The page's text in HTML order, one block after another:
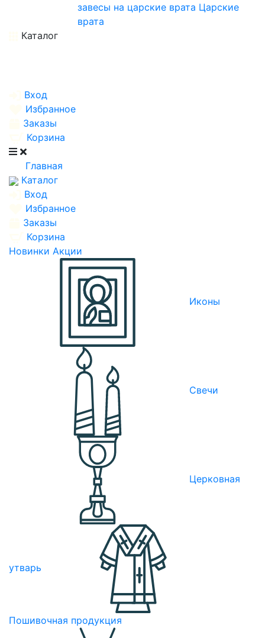
завесы на царские врата Царские
врата
Каталог
Вход
Избранное
Заказы
Корзина
Главная
Каталог
Вход
Избранное
Заказы
Корзина
Новинки Акции
Иконы
Свечи
Церковная
утварь
Пошивочная продукция